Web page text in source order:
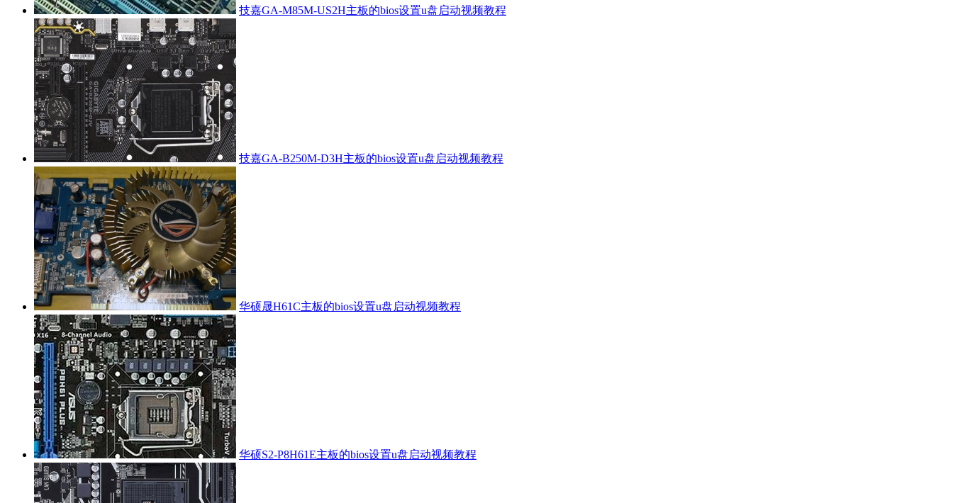
技嘉GA-M85M-US2H主板的bios设置u盘启动视频教程
技嘉GA-B250M-D3H主板的bios设置u盘启动视频教程
华硕晟H61C主板的bios设置u盘启动视频教程
华硕S2-P8H61E主板的bios设置u盘启动视频教程